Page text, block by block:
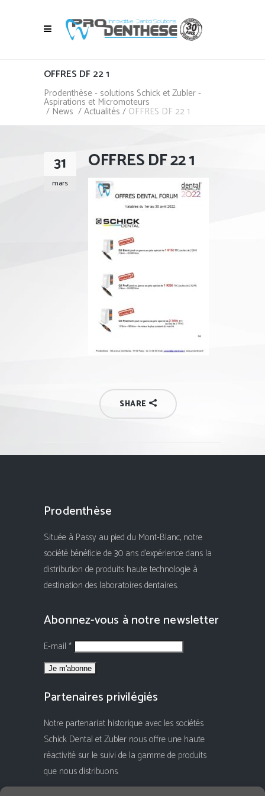
OFFRES DF 22 1
Prodenthèse - solutions Schick et Zubler -
Aspirations et Micromoteurs
/ News /Actualités / OFFRES DF 22 1
31
mars
OFFRES DF 22 1
SHARE
Prodenthèse
Située à Passy au pied du Mont-Blanc, notre
société bénéficie de 30 ans d'expérience dans la
distribution de produits haute technologie à
destination des laboratoires dentaires.
Abonnez-vous à notre newsletter
E-mail *
Partenaires privilégiés
Notre partenariat historique avec les sociétés
Schick Dental et Zubler nous offre une haute
réactivité sur le suivi de la gamme de produits
que nous distribuons.